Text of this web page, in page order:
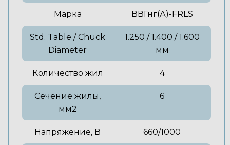
Марка ВВГнг(А)-FRLS
Std. Table / Chuck
Diameter
1.250 / 1.400 / 1.600
мм
Количество жил 4
Сечение жилы,
мм2
6
Напряжение, В 660/1000